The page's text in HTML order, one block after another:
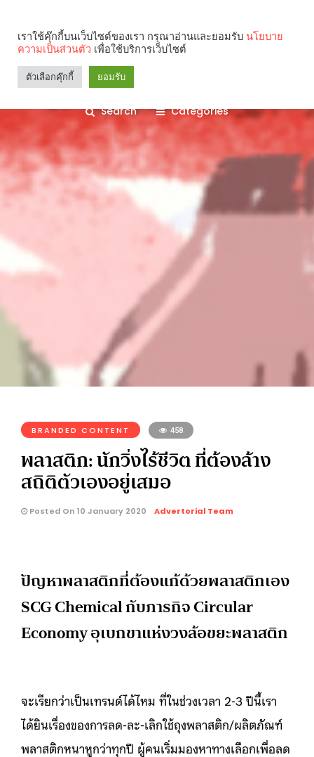
Search Categories
คุณกำลังอ่าน:
BRANDED CONTENT 458
พลาสติก: นักวิ่งไร้ชีวิต ที่ต้องล้าง
สถิติตัวเองอยู่เสมอ
Posted On 10 January 2020 Advertorial Team
ปัญหาพลาสติกที่ต้องแก้ด้วยพลาสติกเอง
SCG Chemical กับภารกิจ Circular
Economy อุเบกขาแห่งวงล้อขยะพลาสติก
จะเรียกว่าเป็นเทรนด์ได้ไหม ที่ในช่วงเวลา 2-3 ปีนี้เรา
ได้ยินเรื่องของการลด-ละ-เลิกใช้ถุงพลาสติก/ผลิตภัณฑ์
พลาสติกหนาหูกว่าทุกปี ผู้คนเริ่มมองหาทางเลือกเพื่อลด
เราใช้คุ๊กกี้บนเว็บไซต์ของเรา กรุณาอ่านและยอมรับ นโยบาย
ความเป็นส่วนตัว เพื่อใช้บริการเว็บไซต์
ตัวเลือกคุ๊กกี้ ยอมรับ